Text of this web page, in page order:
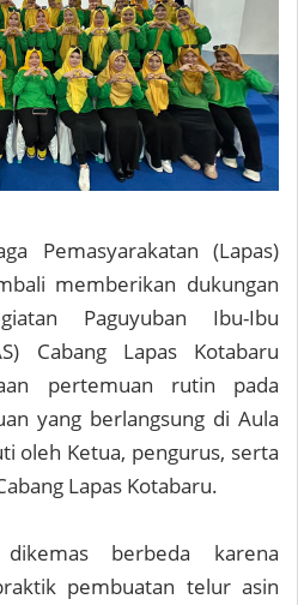
Pemasyarakatan (Lapas)
memberikan dukungan
Paguyuban Ibu-Ibu
Cabang Lapas Kotabaru
pertemuan rutin pada
yang berlangsung di Aula
oleh Ketua, pengurus, serta
Lapas Kotabaru.
berbeda karena
pembuatan telur asin